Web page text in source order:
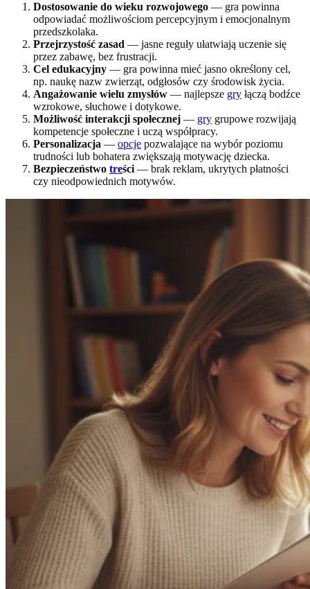
Dostosowanie do wieku rozwojowego — gra powinna
odpowiadać możliwościom percepcyjnym i emocjonalnym
przedszkolaka.
Przejrzystość zasad — jasne reguły ułatwiają uczenie się
przez zabawę, bez frustracji.
Cel edukacyjny — gra powinna mieć jasno określony cel,
np. naukę nazw zwierząt, odgłosów czy środowisk życia.
Angażowanie wielu zmysłów — najlepsze gry łączą bodźce
wzrokowe, słuchowe i dotykowe.
Możliwość interakcji społecznej — gry grupowe rozwijają
kompetencje społeczne i uczą współpracy.
Personalizacja — opcje pozwalające na wybór poziomu
trudności lub bohatera zwiększają motywację dziecka.
Bezpieczeństwo treści — brak reklam, ukrytych płatności
czy nieodpowiednich motywów.